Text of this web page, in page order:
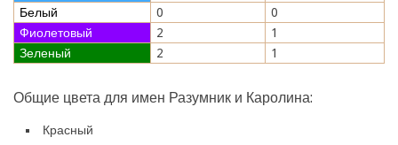
Белый
0
0
Фиолетовый
2
1
Зеленый
2 1
Общие цвета для имен Разумник и Каролина:
Красный